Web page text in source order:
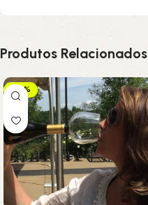
Produtos Relacionados
-20%